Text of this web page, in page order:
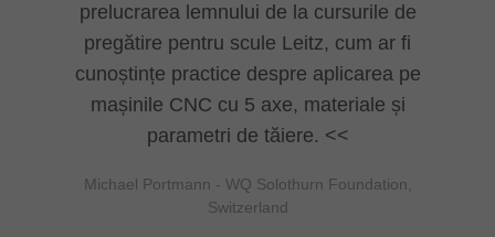
prelucrarea lemnului de la cursurile de
pregătire pentru scule Leitz, cum ar fi
cunoștințe practice despre aplicarea pe
mașinile CNC cu 5 axe, materiale și
parametri de tăiere.
Michael Portmann - WQ Solothurn Foundation,
Switzerland